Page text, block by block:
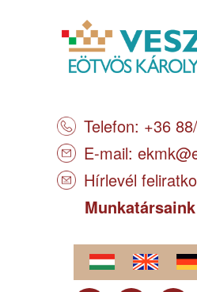
Telefon: +36
E-mail:
Hírlevél